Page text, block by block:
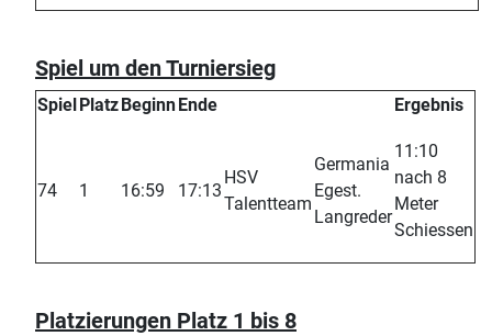
Spiel um den Turniersieg
SpielPlatzBeginnEnde Ergebnis
74 1 16:59 17:13
HSV
Talentteam
Germania
Egest.
Langreder
11:10
nach 8
Meter
Schiessen
Platzierungen Platz 1 bis 8